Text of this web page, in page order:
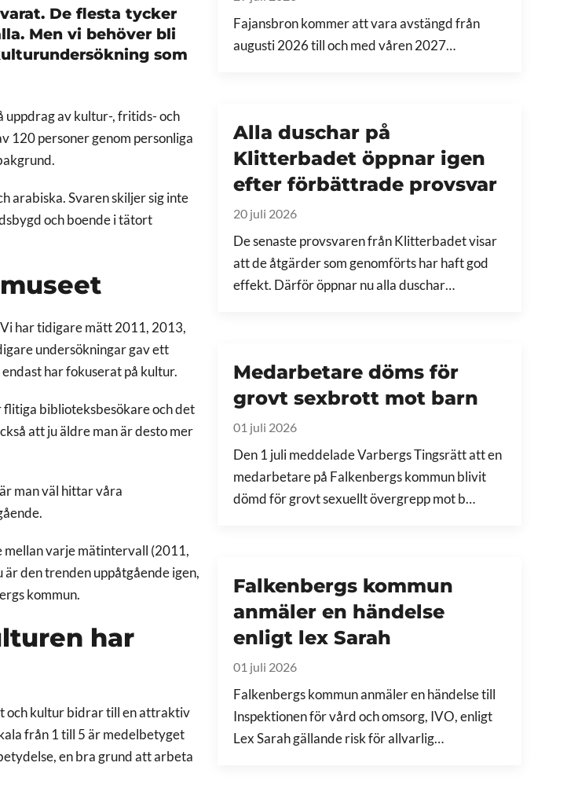
De flesta tycker
Men vi behöver bli
som
uppdrag av kultur-, fritids- och
120 personer genom personliga
arabiska. Svaren skiljer sig inte
och boende i tätort
har tidigare mätt 2011, 2013,
undersökningar gav ett
har fokuserat på kultur.
flitiga biblioteksbesökare och det
att ju äldre man är desto mer
man väl hittar våra
mellan varje mätintervall (2011,
den trenden uppåtgående igen,
kommun.
har
och kultur bidrar till en attraktiv
från 1 till 5 är medelbetyget
en bra grund att arbeta
Fajansbron kommer att vara avstängd från
augusti 2026 till och med våren 2027…
Alla duschar på
Klitterbadet öppnar igen
efter förbättrade provsvar
20 juli 2026
De senaste provsvaren från Klitterbadet visar
att de åtgärder som genomförts har haft god
effekt. Därför öppnar nu alla duschar…
Medarbetare döms för
grovt sexbrott mot barn
01 juli 2026
Den 1 juli meddelade Varbergs Tingsrätt att en
medarbetare på Falkenbergs kommun blivit
dömd för grovt sexuellt övergrepp mot b…
Falkenbergs kommun
anmäler en händelse
enligt lex Sarah
01 juli 2026
Falkenbergs kommun anmäler en händelse till
Inspektionen för vård och omsorg, IVO, enligt
Lex Sarah gällande risk för allvarlig…